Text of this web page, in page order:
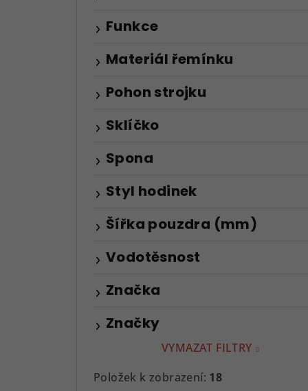
Značky
Funkce
Materiál řemínku
Pohon strojku
Sklíčko
Spona
Styl hodinek
Šířka pouzdra (mm)
Vodotěsnost
Značka
VYMAZAT FILTRY
Položek k zobrazení: 18